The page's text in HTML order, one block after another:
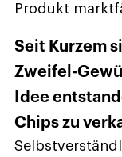
Produkt
Seit Kurzem
Zweifel-
Idee
Chips zu